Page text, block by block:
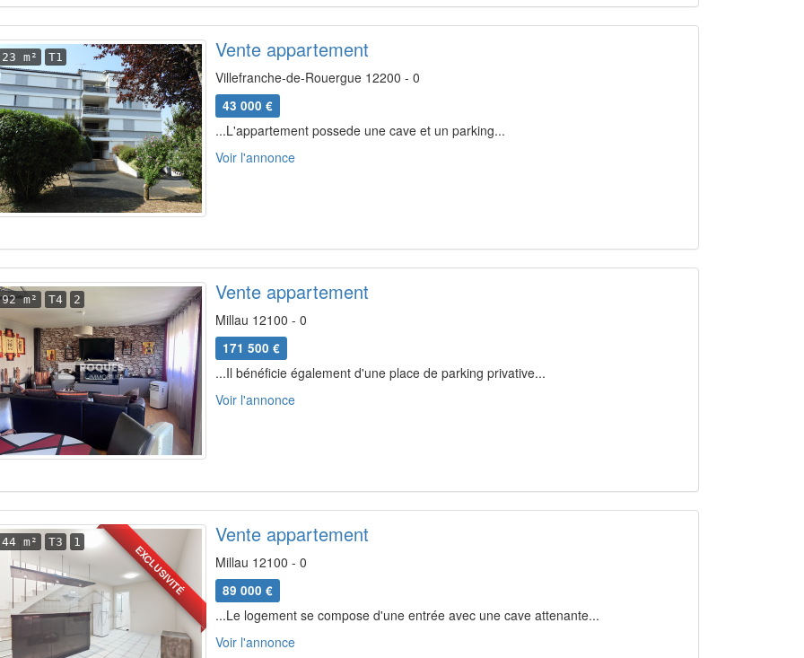
23 m² T1 Vente appartement
Villefranche-de-Rouergue 12200 - 0
43 000 €
...L'appartement possede une cave et un parking...
Voir l'annonce
92 m² T4 2 Vente appartement
Millau 12100 - 0
171 500 €
...Il bénéficie également d'une place de parking privative...
Voir l'annonce
EXCLUSIVITÉ
44 m² T3 1 Vente appartement
Millau 12100 - 0
89 000 €
...Le logement se compose d'une entrée avec une cave attenante...
Voir l'annonce